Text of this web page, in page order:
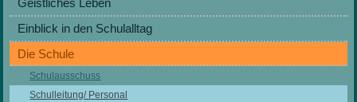
Geistliches Leben
Einblick in den Schulalltag
Die Schule
Schulausschuss
Schulleitung/ Personal